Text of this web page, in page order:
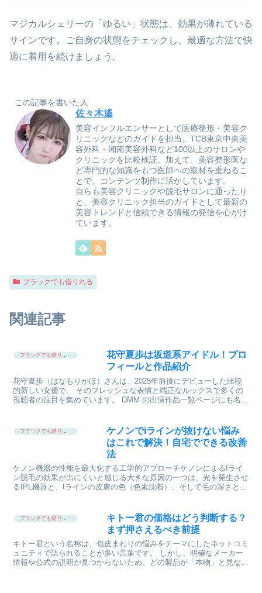
マジカルシェリーの「ゆるい」状態は、効果が薄れている
サインです。ご自身の状態をチェックし、最適な方法で快
適に着用を続けましょう。
この記事を書いた人
佐々木遙
美容インフルエンサーとして医療整形・美容ク
リニックなどのガイドを担当。TCB東京中央美
容外科・湘南美容外科など100以上のサロンや
クリニックを比較検証。加えて、美容整形医な
ど専門的な知識をもつ医師への取材を重ねるこ
とで、コンテンツ制作に活かしています。
自らも美容クリニックや脱毛サロンに通ったり
と、美容クリニック担当のガイドとして最新の
美容トレンドと信頼できる情報の発信を心がけ
ています。
ブラックでも借りれる
関連記事
ブラックでも借りれる
花守夏歩は坂道系アイドル！プロ
フィールと作品紹介
花守夏歩（はなもりかほ）さんは、2025年前後にデビューした比較
的新しい女優で、 そのフレッシュな表情と端正なルックスで多くの
視聴者の注目を集めています。 DMM の出演作品一覧ページにも名前
ケノンでiラインが抜けない悩み
はこれで解決！自宅でできる改善
法
ケノン機器の性能を最大化する工学的アプローチケノンによるIライ
ン脱毛の効果が出にくいと感じる大きな原因の一つは、光を発生させ
るIPL機器と、Iラインの皮膚の色（色素沈着）、そして毛の深さとい
ブラックでも借りれる
キトー君の価格はどう判断する？
まず押さえるべき前提
キトー君という名称は、包皮まわりの悩みをテーマにしたネットコミ
ュニティで語られることが多い言葉です。 しかし、明確なメーカー
情報や公式の説明が見つからないため、どの製品が「本物」と見なさ